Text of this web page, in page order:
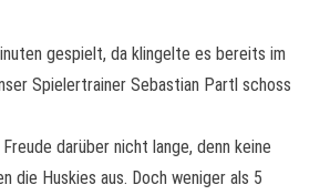
gespielt, da klingelte es bereits im
Spielertrainer Sebastian Partl schoss
darüber nicht lange, denn keine
die Huskies aus. Doch weniger als 5